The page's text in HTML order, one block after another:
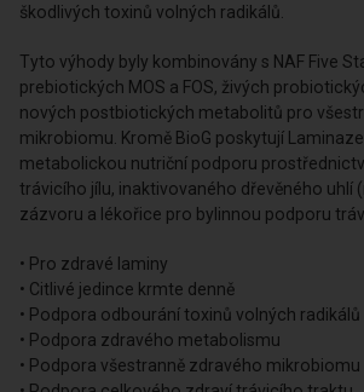
škodlivých toxinů volných radikálů.
Tyto výhody byly kombinovány s NAF Five
prebiotických MOS a FOS, živých
nových postbiotických metabolitů pro
mikrobiomu. Kromě BioG poskytují
metabolickou nutriční podporu
trávicího jílu, inaktivovaného dřevěného uhlí
zázvoru a lékořice pro bylinnou podporu
• Pro zdravé laminy
• Citlivé jedince krmte denně
• Podpora odbourání toxinů volných radikálů
• Podpora zdravého metabolismu
• Podpora všestranně zdravého mikrobiomu